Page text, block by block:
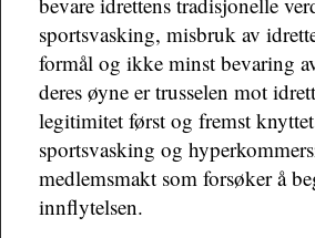
sportsvasking, misbruk av
formål og ikke minst bevaring
deres øyne er trusselen mot
legitimitet først og fremst
sportsvasking og
medlemsmakt som forsøker å
innflytelsen.